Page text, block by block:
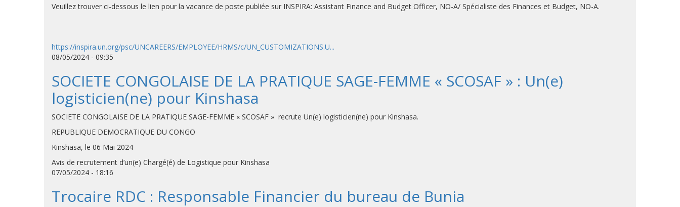
Veuillez trouver ci-dessous le lien pour la vacance de poste publiée sur INSPIRA: Assistant Finance and Budget Officer, NO-A/ Spécialiste des Finances et Budget, NO-A.
https://inspira.un.org/psc/UNCAREERS/EMPLOYEE/HRMS/c/UN_CUSTOMIZATIONS.U...
08/05/2024 - 09:35
SOCIETE CONGOLAISE DE LA PRATIQUE SAGE-FEMME « SCOSAF » : Un(e)
logisticien(ne) pour Kinshasa
SOCIETE CONGOLAISE DE LA PRATIQUE SAGE-FEMME « SCOSAF » recrute Un(e) logisticien(ne) pour Kinshasa.
REPUBLIQUE DEMOCRATIQUE DU CONGO
Kinshasa, le 06 Mai 2024
Avis de recrutement d’un(e) Chargé(é) de Logistique pour Kinshasa
07/05/2024 - 18:16
Trocaire RDC : Responsable Financier du bureau de Bunia